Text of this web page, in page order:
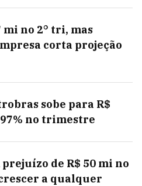
no 2° tri, mas
corta projeção
sobe para R$
no trimestre
de R$ 50 mi no
a qualquer